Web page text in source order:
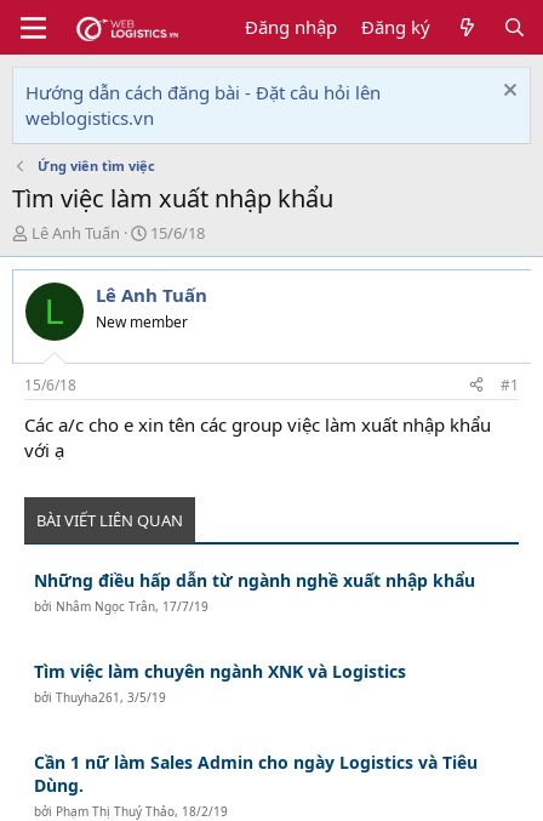
Đăng nhập Đăng ký
Hướng dẫn cách đăng bài - Đặt câu hỏi lên
weblogistics.vn
Ứng viên tìm việc
Tìm việc làm xuất nhập khẩu
T
h
r
e
d
s
t
a
r
t
r
Lê Anh Tuấn
N
g
à
y
g
i
15/6/18
L Lê Anh Tuấn
New member
15/6/18 #1
Các a/c cho e xin tên các group việc làm xuất nhập khẩu
với ạ
BÀI VIẾT LIÊN QUAN
Những điều hấp dẫn từ ngành nghề xuất nhập khẩu
bởi Nhâm Ngọc Trân, 17/7/19
Tìm việc làm chuyên ngành XNK và Logistics
bởiThuyha261 ,3/5/19
Cần 1 nữ làm Sales Admin cho ngày Logistics và Tiêu
Dùng.
bởi Phạm Thị Thuý Thảo, 18/2/19